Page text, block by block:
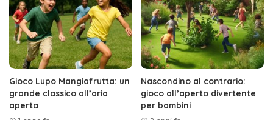
Gioco Lupo Mangiafrutta: un
grande classico all’aria
aperta
Nascondino al contrario:
gioco all’aperto divertente
per bambini